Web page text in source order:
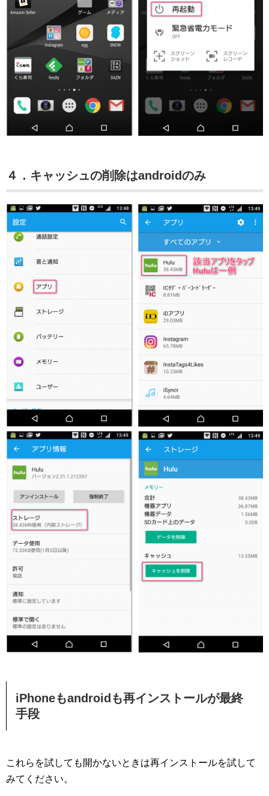
４．キャッシュの削除はandroidのみ
iPhoneもandroidも再インストールが最終
手段
これらを試しても開かないときは再インストールを試して
みてください。